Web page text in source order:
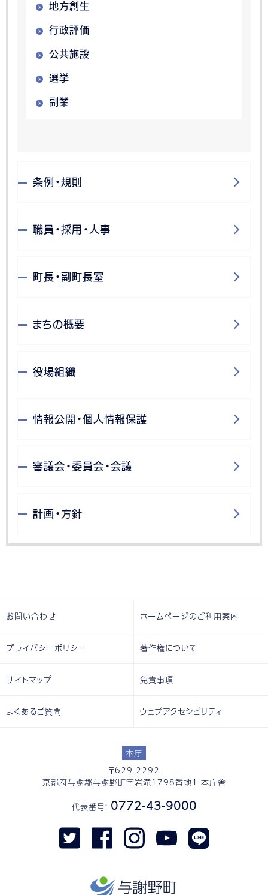
地方創生
行政評価
公共施設
選挙
副業
条例・規則
職員・採用・人事
町長・副町長室
まちの概要
役場組織
情報公開・個人情報保護
審議会・委員会・会議
計画・方針
本庁
〒629-2292
京都府与謝郡与謝野町字岩滝1798番地1 本庁舎
代表番号： 0772-43-9000
お問い合わせ ホームページのご利用案内
プライバシーポリシー 著作権について
サイトマップ 免責事項
よくあるご質問 ウェブアクセシビリティ